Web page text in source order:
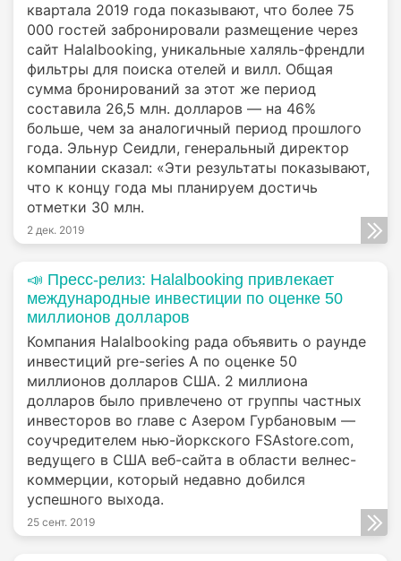
квартала 2019 года показывают, что более 75
000 гостей забронировали размещение через
сайт Halalbooking, уникальные халяль-френдли
фильтры для поиска отелей и вилл. Общая
сумма бронирований за этот же период
составила 26,5 млн. долларов — на 46%
больше, чем за аналогичный период прошлого
года. Эльнур Сеидли, генеральный директор
компании сказал: «Эти результаты показывают,
что к концу года мы планируем достичь
отметки 30 млн.
2 дек. 2019
📣 Пресс-релиз: Halalbooking привлекает
международные инвестиции по оценке 50
миллионов долларов
Компания Halalbooking рада объявить о раунде
инвестиций pre-series A по оценке 50
миллионов долларов США. 2 миллиона
долларов было привлечено от группы частных
инвесторов во главе с Азером Гурбановым —
соучредителем нью-йоркского FSAstore.com,
ведущего в США веб-сайта в области велнес-
коммерции, который недавно добился
успешного выхода.
25 сент. 2019